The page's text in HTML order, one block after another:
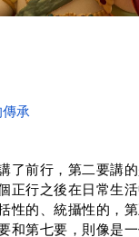
承
了前行，第二要講
正行之後在日常生
性的、統攝性的，
和第七要，則像是